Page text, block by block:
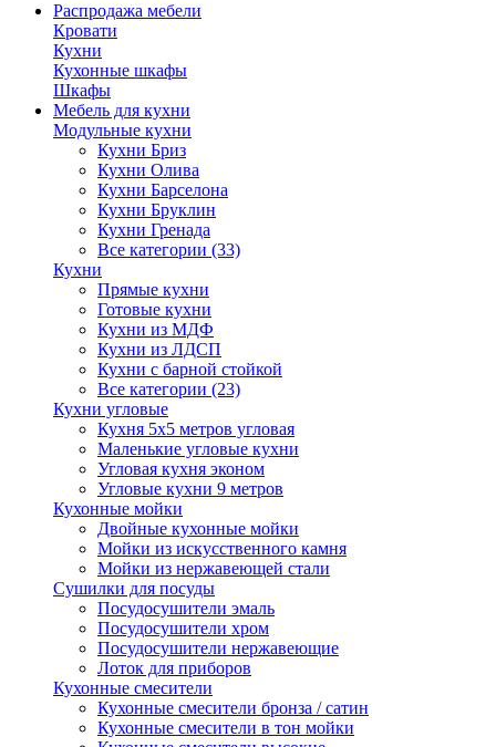
Распродажа мебели
Кровати
Кухни
Кухонные шкафы
Шкафы
Мебель для кухни
Модульные кухни
Кухни Бриз
Кухни Олива
Кухни Барселона
Кухни Бруклин
Кухни Гренада
Все категории (33)
Кухни
Прямые кухни
Готовые кухни
Кухни из МДФ
Кухни из ЛДСП
Кухни с барной стойкой
Все категории (23)
Кухни угловые
Кухня 5х5 метров угловая
Маленькие угловые кухни
Угловая кухня эконом
Угловые кухни 9 метров
Кухонные мойки
Двойные кухонные мойки
Мойки из искусственного камня
Мойки из нержавеющей стали
Сушилки для посуды
Посудосушители эмаль
Посудосушители хром
Посудосушители нержавеющие
Лоток для приборов
Кухонные смесители
Кухонные смесители бронза / сатин
Кухонные смесители в тон мойки